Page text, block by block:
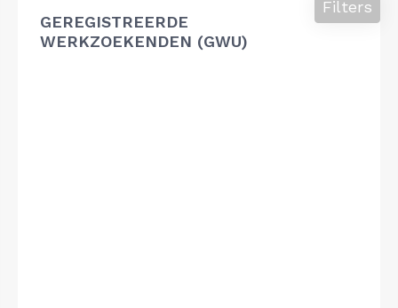
GEREGISTREERDE
WERKZOEKENDEN (GWU)
Filters